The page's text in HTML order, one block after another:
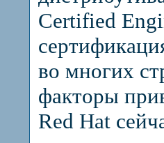
Certified
во многих
факторы
Red Hat